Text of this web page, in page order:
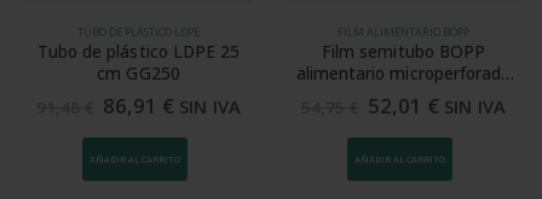
TUBO DE PLÁSTICO LDPE
Tubo de plástico LDPE 25
cm GG250
86,91 € SIN IVA
AÑADIR AL CARRITO
FILM ALIMENTARIO BOPP
Film semitubo BOPP
alimentario microperforado
30 cm 20 my
52,01 € SIN IVA
AÑADIR AL CARRITO